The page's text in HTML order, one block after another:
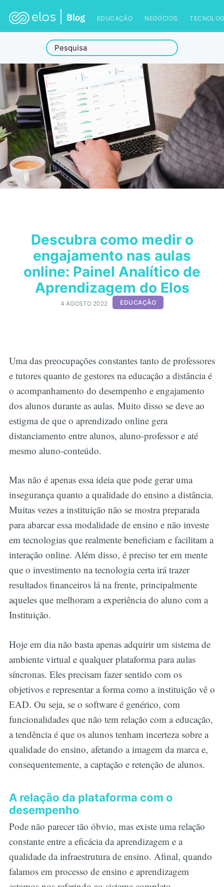
EDUCAÇÃO NEGÓCIOS
Descubra como medir o
engajamento nas aulas
online: Painel Analítico de
Aprendizagem do Elos
4 AGOSTO 2022 EDUCAÇÃO
Uma das preocupações constantes tanto de professores
e tutores quanto de gestores na educação a distância é
o acompanhamento do desempenho e engajamento
dos alunos durante as aulas. Muito disso se deve ao
estigma de que o aprendizado online gera
distanciamento entre alunos, aluno-professor e até
mesmo aluno-conteúdo.
Mas não é apenas essa ideia que pode gerar uma
insegurança quanto a qualidade do ensino a distância.
Muitas vezes a instituição não se mostra preparada
para abarcar essa modalidade de ensino e não investe
em tecnologias que realmente beneficiam e facilitam a
interação online. Além disso, é preciso ter em mente
que o investimento na tecnologia certa irá trazer
resultados financeiros lá na frente, principalmente
aqueles que melhoram a experiência do aluno com a
Instituição.
Hoje em dia não basta apenas adquirir um sistema de
ambiente virtual e qualquer plataforma para aulas
síncronas. Eles precisam fazer sentido com os
objetivos e representar a forma como a instituição vê o
EAD. Ou seja, se o software é genérico, com
funcionalidades que não tem relação com a educação,
a tendência é que os alunos tenham incerteza sobre a
qualidade do ensino, afetando a imagem da marca e,
consequentemente, a captação e retenção de alunos.
A relação da plataforma com o
desempenho
Pode não parecer tão óbvio, mas existe uma relação
constante entre a eficácia da aprendizagem e a
qualidade da infraestrutura de ensino. Afinal, quando
falamos em processo de ensino e aprendizagem